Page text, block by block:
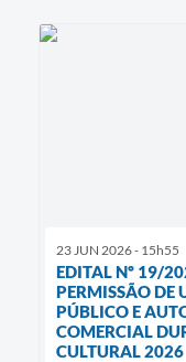
23 JUN 2026 - 15h55
EDITAL Nº 19/
PERMISSÃO DE
PÚBLICO E
COMERCIAL
CULTURAL 2026